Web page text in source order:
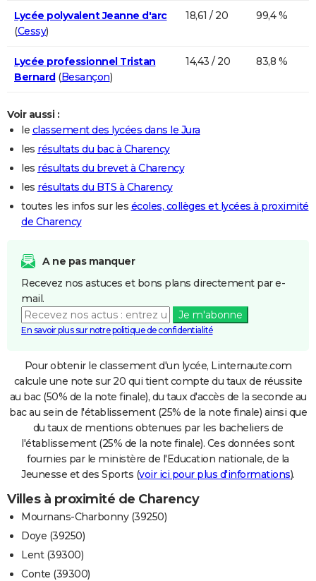
Lycée polyvalent Jeanne d'arc
(Cessy)
18,61 / 20 99,4 %
Lycée professionnel Tristan
Bernard(Besançon)
14,43 / 20 83,8 %
Voir aussi :
le classement des lycées dans le Jura
les résultats du bac à Charency
les résultats du brevet à Charency
les résultats du BTS à Charency
toutes les infos sur les écoles, collèges et lycées à proximité
de Charency
A ne pas manquer
Recevez nos astuces et bons plans directement par e-
mail.
Je m'abonne
En savoir plus sur notre politique de confidentialité
Pour obtenir le classement d'un lycée, Linternaute.com
calcule une note sur 20 qui tient compte du taux de réussite
au bac (50% de la note finale), du taux d'accès de la seconde au
bac au sein de l'établissement (25% de la note finale) ainsi que
du taux de mentions obtenues par les bacheliers de
l'établissement (25% de la note finale). Ces données sont
fournies par le ministère de l'Education nationale, de la
Jeunesse et des Sports (voir ici pour plus d'informations).
Villes à proximité de Charency
Mournans-Charbonny (39250)
Doye (39250)
Lent (39300)
Conte (39300)